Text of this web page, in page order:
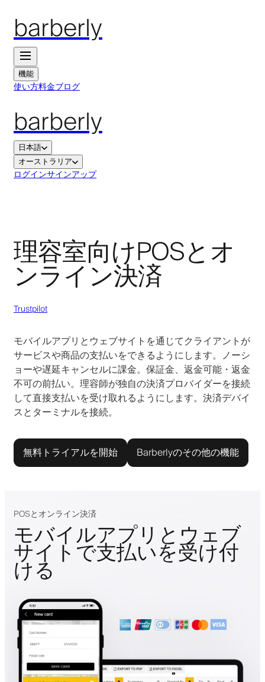
barberly
機能
使い方料金ブログ
barberly
日本語
オーストラリア
ログインサインアップ
理容室向けPOSとオ
ンライン決済
Trustpilot
モバイルアプリとウェブサイトを通じてクライアントが
サービスや商品の支払いをできるようにします。ノーシ
ョーや遅延キャンセルに課金。保証金、返金可能・返金
不可の前払い。理容師が独自の決済プロバイダーを接続
して直接支払いを受け取れるようにします。決済デバイ
スとターミナルを接続。
無料トライアルを開始 Barberlyのその他の機能
POSとオンライン決済
モバイルアプリとウェブ
サイトで支払いを受け付
ける